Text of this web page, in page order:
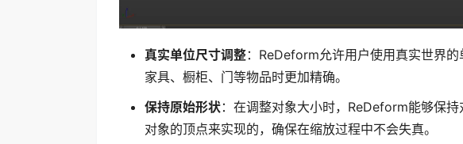
真实单位尺寸调整：ReDeform允许用户使用真实世界
家具、橱柜、门等物品时更加精确。
保持原始形状：在调整对象大小时，ReDeform能够保
对象的顶点来实现的，确保在缩放过程中不会失真。